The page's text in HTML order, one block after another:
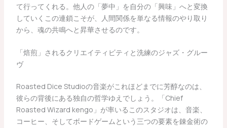
て行ってくれる。他人の「夢中」を自分の「興味」へと変換
していくこの連鎖こそが、人間関係を単なる情報のやり取り
から、魂の共鳴へと昇華させるのです。
「焙煎」されるクリエイティビティと洗練のジャズ・グルー
ヴ
Roasted Dice Studioの音楽がこれほどまでに芳醇なのは、
彼らの背後にある独自の哲学ゆえでしょう。「Chief
Roasted Wizard kengo」が率いるこのスタジオは、音楽、
コーヒー、そしてボードゲームという三つの要素を錬金術の